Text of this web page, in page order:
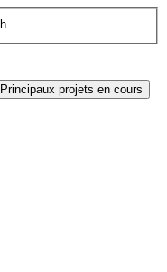
Principaux projets en cours